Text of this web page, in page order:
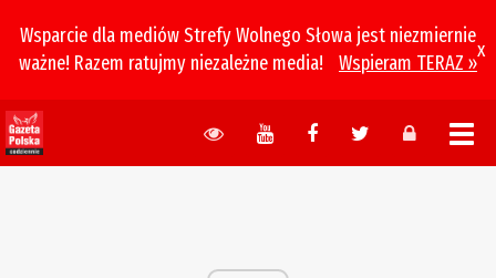
Wsparcie dla mediów Strefy Wolnego Słowa jest niezmiernie
ważne! Razem ratujmy niezależne media!
Wspieram TERAZ »
x